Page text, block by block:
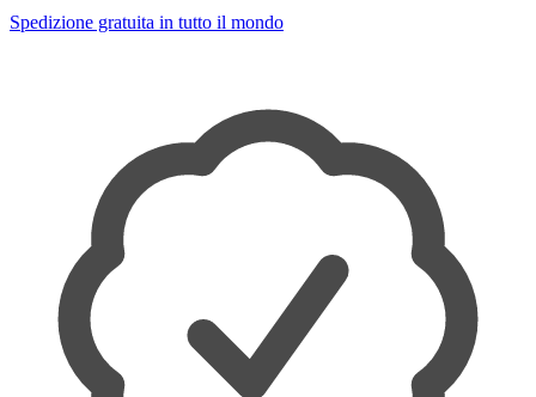
Spedizione gratuita in tutto il mondo